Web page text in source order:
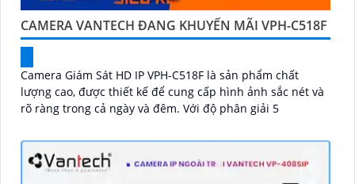
CAMERA VANTECH ĐANG KHUYẾN MÃI VPH-C518F
Camera Giám Sát HD IP VPH-C518F là sản phẩm chất
lượng cao, được thiết kế để cung cấp hình ảnh sắc nét và
rõ ràng trong cả ngày và đêm. Với độ phân giải 5